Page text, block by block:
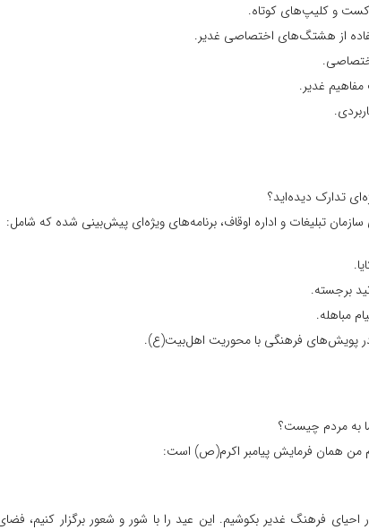
و کلیپ‌های کوتاه.
از هشتگ‌های اختصاصی غدیر.
مفاهیم غدیر.
سازمان تبلیغات و اداره اوقاف، برنامه‌های ویژه‌ای پیش‌بینی شده که شامل:
برجسته.
مباهله.
پویش‌های فرهنگی با محوریت اهل‌بیت(ع).
من همان فرمایش پیامبر اکرم(ص) است:
فرهنگ غدیر بکوشیم. این عید را با شور و شعور برگزار کنیم،